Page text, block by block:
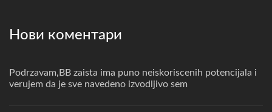
Нови коментари
Podrzavam,BB zaista ima puno neiskoriscenih potencijala i
verujem da je sve navedeno izvodljivo sem